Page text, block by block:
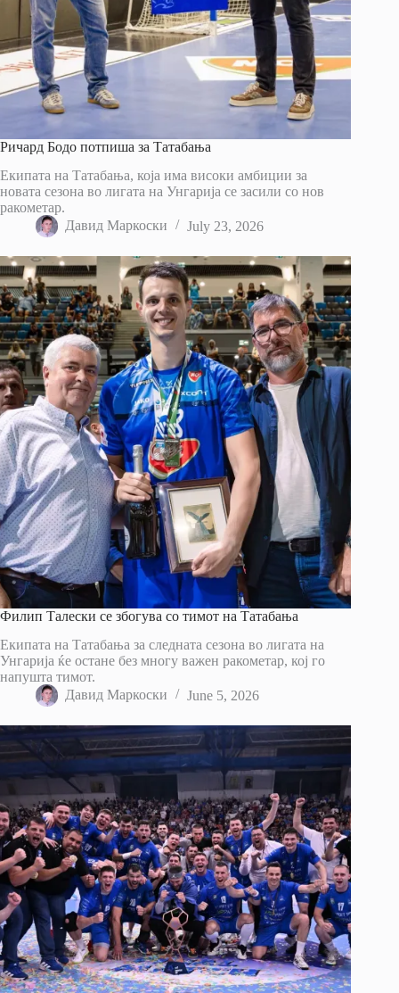
Ричард Бодо потпиша за Татабања
Екипата на Татабања, која има високи амбиции за
новата сезона во лигата на Унгарија се засили со нов
ракометар.
Давид Маркоски
July 23, 2026
Филип Талески се збогува со тимот на Татабања
Екипата на Татабања за следната сезона во лигата на
Унгарија ќе остане без многу важен ракометар, кој го
напушта тимот.
Давид Маркоски
June 5, 2026